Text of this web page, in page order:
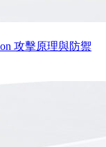
攻擊原理與防禦